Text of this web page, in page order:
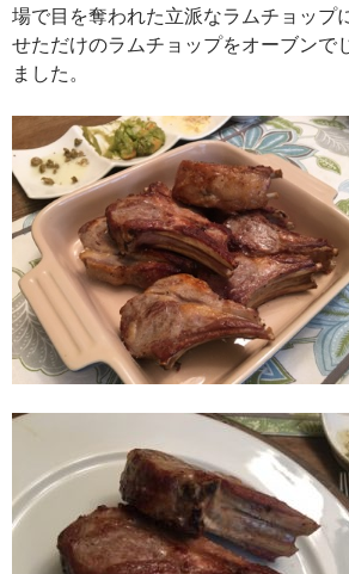
場で目を奪われた立派なラムチョップ
せただけのラムチョップをオーブンで
ました。